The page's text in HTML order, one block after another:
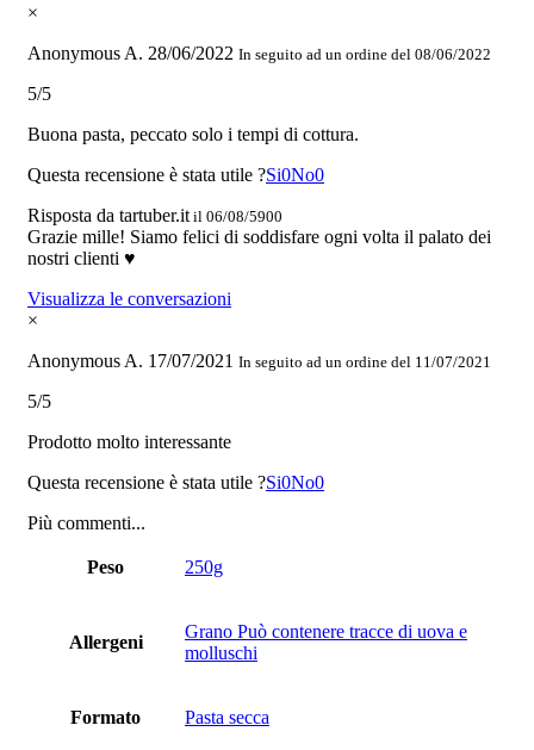
×
Anonymous A. 28/06/2022 In seguito ad un ordine del 08/06/2022
5/5
Buona pasta, peccato solo i tempi di cottura.
Questa recensione è stata utile ?Si0No0
Risposta da tartuber.it il 06/08/5900
Grazie mille! Siamo felici di soddisfare ogni volta il palato dei
nostri clienti ♥
Visualizza le conversazioni
×
Anonymous A. 17/07/2021 In seguito ad un ordine del 11/07/2021
5/5
Prodotto molto interessante
Questa recensione è stata utile ?Si0No0
Più commenti...
Peso 250g
Allergeni
Grano Può contenere tracce di uova e
molluschi
Formato Pasta secca